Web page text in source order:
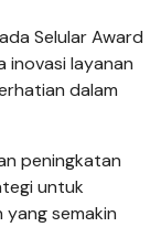
Selular Award
inovasi layanan
dalam
peningkatan
untuk
semakin